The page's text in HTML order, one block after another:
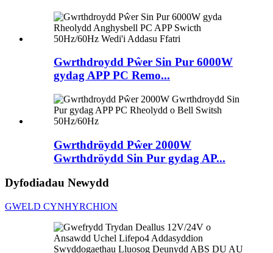
Gwrthdroydd Pŵer Sin Pur 6000W
gydag APP PC Remo...
Gwrthdröydd Pŵer 2000W
Gwrthdröydd Sin Pur gydag AP...
Dyfodiadau Newydd
GWELD CYNHYRCHION